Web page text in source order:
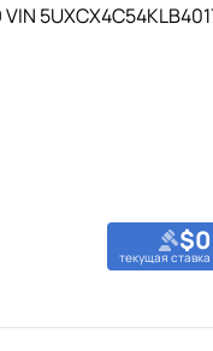
$0
текущая ставка